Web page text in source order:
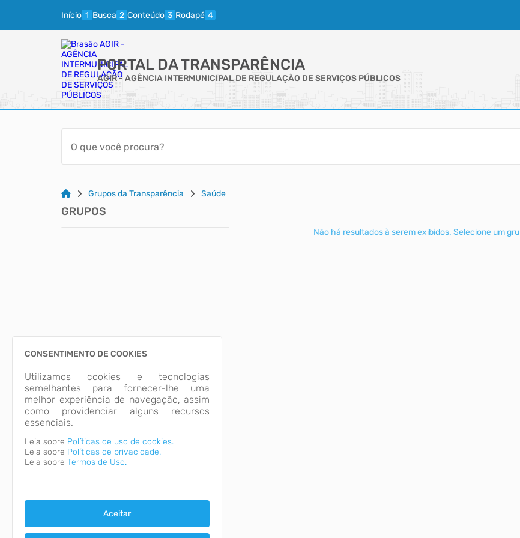
Início Busca Conteúdo Rodapé
PORTAL DA TRANSPARÊNCIA
AGIR - AGÊNCIA INTERMUNICIPAL DE REGULAÇÃO DE SERVIÇOS PÚBLICOS
Grupos da Transparência Saúde
GRUPOS
Não há resultados à serem exibidos. Selecione um
CONSENTIMENTO DE COOKIES
Utilizamos cookies e tecnologias
semelhantes para fornecer-lhe uma
melhor experiência de navegação, assim
como providenciar alguns recursos
essenciais.
Leia sobre Políticas de uso de cookies.
Leia sobre Políticas de privacidade.
Leia sobre Termos de Uso.
Aceitar